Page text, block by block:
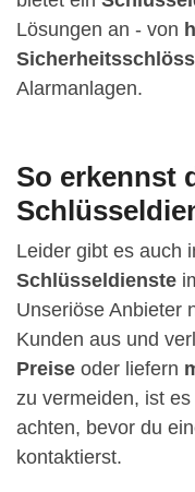
Lösungen an - von
Alarmanlagen.
So erkennst
Leider gibt es auch
Schlüsseldienste
Unseriöse Anbieter
Kunden aus und
Preise oder liefern
zu vermeiden, ist
achten, bevor du
kontaktierst.